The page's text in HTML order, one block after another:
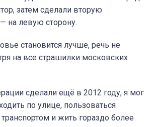
затем сделали вторую
на левую сторону.
становится лучше, речь не
на все страшилки московских
сделали ещё в 2012 году, я мог
по улице, пользоваться
и жить гораздо более